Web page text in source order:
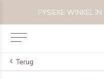
NOORD LIMBURG
Terug